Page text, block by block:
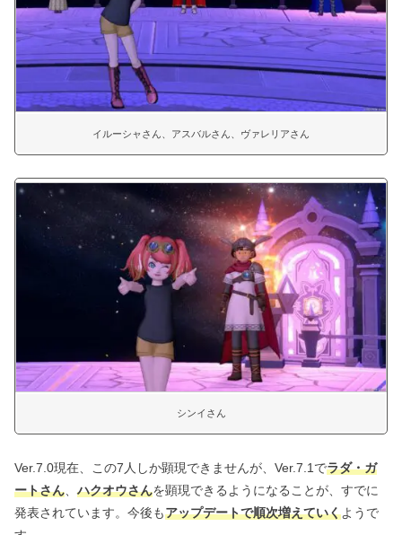
イルーシャさん、アスバルさん、ヴァレリアさん
シンイさん
Ver.7.0現在、この7人しか顕現できませんが、Ver.7.1でラダ・ガ
ートさん
ハクオウさんを顕現できるようになることが、すでに
発表されています。今後もアップデートで順次増えていくようで